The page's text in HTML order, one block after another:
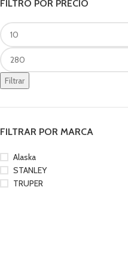
FILTRO POR PRECIO
Filtrar
FILTRAR POR MARCA
Alaska
STANLEY
TRUPER